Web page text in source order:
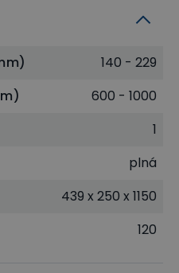
140 - 229
600 - 1000
1
plná
439 x 250 x 1150
120